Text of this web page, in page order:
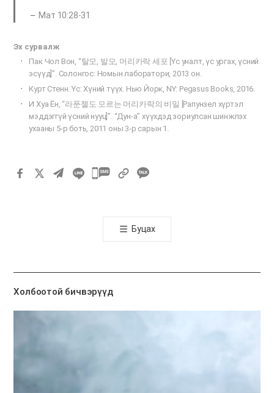
Мат 10:28-31
​Эх сурвалж
Пак Чол Вон, “탈모, 발모, 머리카락 세포 [Үс уналт, үс ургах, үсний
эсүүд]”. Солонгос: Номын лаборатори, 2013 он.
Курт Стенн. Үс: Хүний түүх. Нью Йорк, NY: Pegasus Books, 2016.
И Хуа Ён, “라푼젤도 모르는 머리카락의 비밀 [Рапунзел хүртэл
мэддэггүй үсний нууц]”. “Дун-а” хүүхдэд зориулсан шинжлэх
ухааны 5-р боть, 2011 оны 3-р сарын 1.
카
톡
공
기
Буцах
Холбоотой бичвэрүүд